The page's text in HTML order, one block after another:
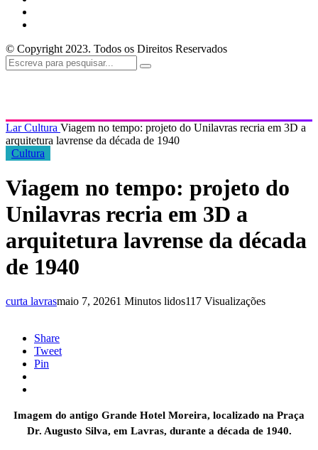
© Copyright 2023. Todos os Direitos Reservados
LarCultura Viagem no tempo: projeto do Unilavras recria em 3D a
arquitetura lavrense da década de 1940
Cultura
Viagem no tempo: projeto do
Unilavras recria em 3D a
arquitetura lavrense da década
de 1940
curta lavrasmaio 7, 20261 Minutos lidos117 Visualizações
Share
Tweet
Pin
Imagem do antigo Grande Hotel Moreira, localizado na Praça
Dr. Augusto Silva, em Lavras, durante a década de 1940.